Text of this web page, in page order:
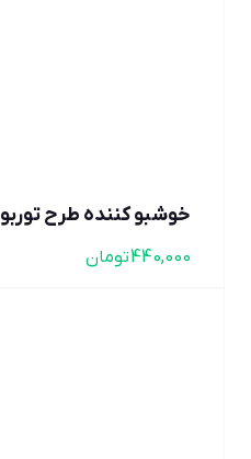
خوشبو کننده طرح توربو
440,000تومان